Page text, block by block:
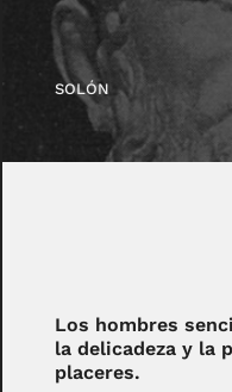
SOLÓN
Los hombres
la delicadeza y la
placeres.